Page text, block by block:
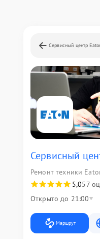
Сервисный центр
Сервисный
Ремонт техники
5,057
Открыто до 21:00
Маршрут